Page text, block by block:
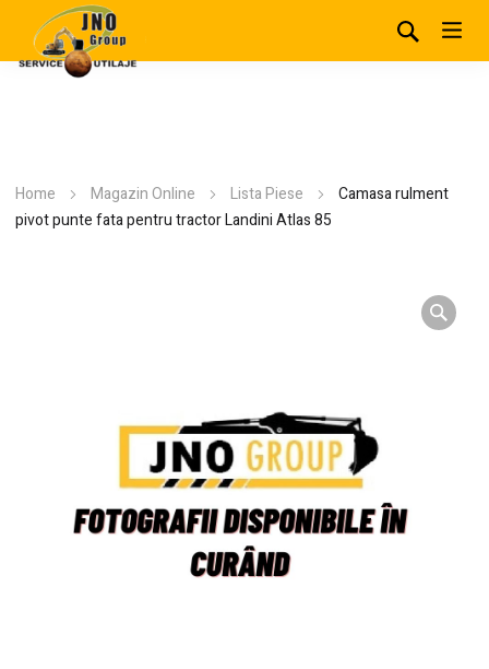
Home Magazin Online Lista Piese
Camasa rulment
pivot punte fata pentru tractor Landini Atlas 85